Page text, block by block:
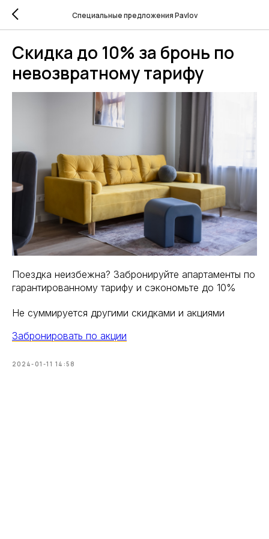
Специальные предложения Pavlov
Скидка до 10% за бронь по
невозвратному тарифу
Поездка неизбежна? Забронируйте апартаменты по
гарантированному тарифу и сэкономьте до 10%
Не суммируется другими скидками и акциями
Забронировать по акции
2024-01-11 14:58